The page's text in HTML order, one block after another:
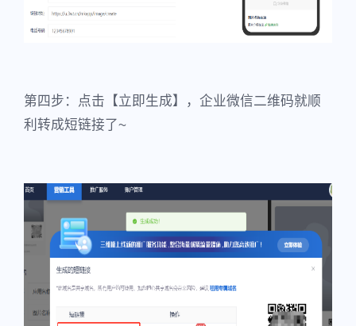
第四步：点击【立即生成】，企业微信二维码就顺
利转成短链接了~